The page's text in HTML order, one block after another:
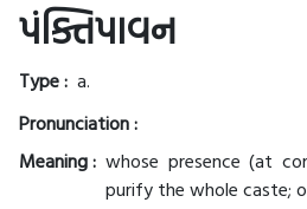
પંક્તિપાવન
Type : a.
Pronunciation :
Meaning : whose presence (at
purify the whole caste;